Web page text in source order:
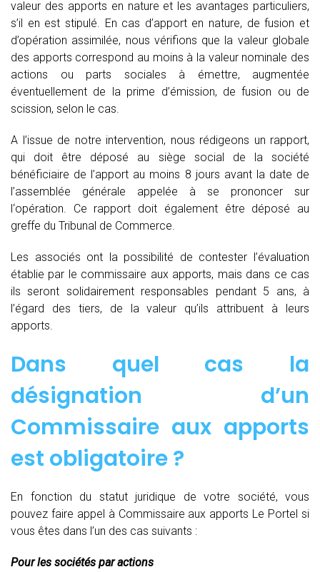
valeur des apports en nature et les avantages particuliers,
s’il en est stipulé. En cas d’apport en nature, de fusion et
d’opération assimilée, nous vérifions que la valeur globale
des apports correspond au moins à la valeur nominale des
actions ou parts sociales à émettre, augmentée
éventuellement de la prime d’émission, de fusion ou de
scission, selon le cas.
A l’issue de notre intervention, nous rédigeons un rapport,
qui doit être déposé au siège social de la société
bénéficiaire de l’apport au moins 8 jours avant la date de
l’assemblée générale appelée à se prononcer sur
l‘opération. Ce rapport doit également être déposé au
greffe du Tribunal de Commerce.
Les associés ont la possibilité de contester l’évaluation
établie par le commissaire aux apports, mais dans ce cas
ils seront solidairement responsables pendant 5 ans, à
l’égard des tiers, de la valeur qu’ils attribuent à leurs
apports.
Dans quel cas la
désignation d’un
Commissaire aux apports
est obligatoire ?
En fonction du statut juridique de votre société, vous
pouvez faire appel à Commissaire aux apports Le Portel si
vous êtes dans l’un des cas suivants :
Pour les sociétés par actions